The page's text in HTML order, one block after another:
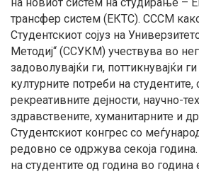
трансфер систем (ЕКТС). СССМ
Студентскиот сојуз на
Методиј“ (ССУКМ) учествува во
задоволувајќи ги, поттикнувајќи
културните потреби на студентите,
рекреативните дејности, научно-
здравствените, хуманитарните и
Студентскиот конгрес со
редовно се одржува секоја
на студентите од година во